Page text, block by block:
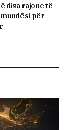
disa rajone të
për